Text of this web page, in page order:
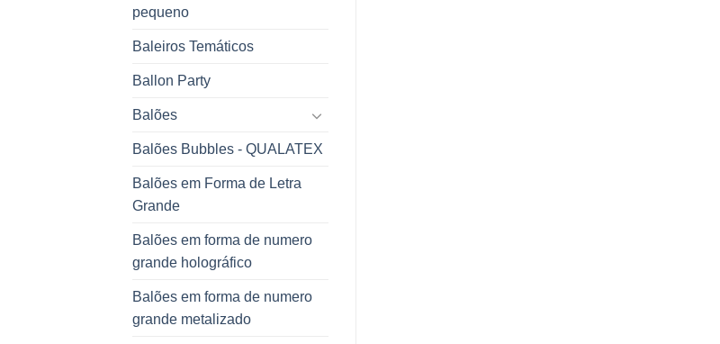
pequeno
Baleiros Temáticos
Ballon Party
Balões
Balões Bubbles - QUALATEX
Balões em Forma de Letra
Grande
Balões em forma de numero
grande holográfico
Balões em forma de numero
grande metalizado